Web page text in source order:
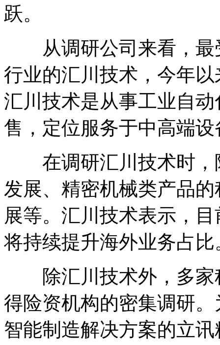
跃。
从调研公司来看，最
行业的汇川技术，今年
汇川技术是从事工业自
售，定位服务于中高端
在调研汇川技术时，
发展、精密机械类产品
展等。汇川技术表示，
将持续提升海外业务占比
除汇川技术外，多家
得险资机构的密集调研
智能制造解决方案的立